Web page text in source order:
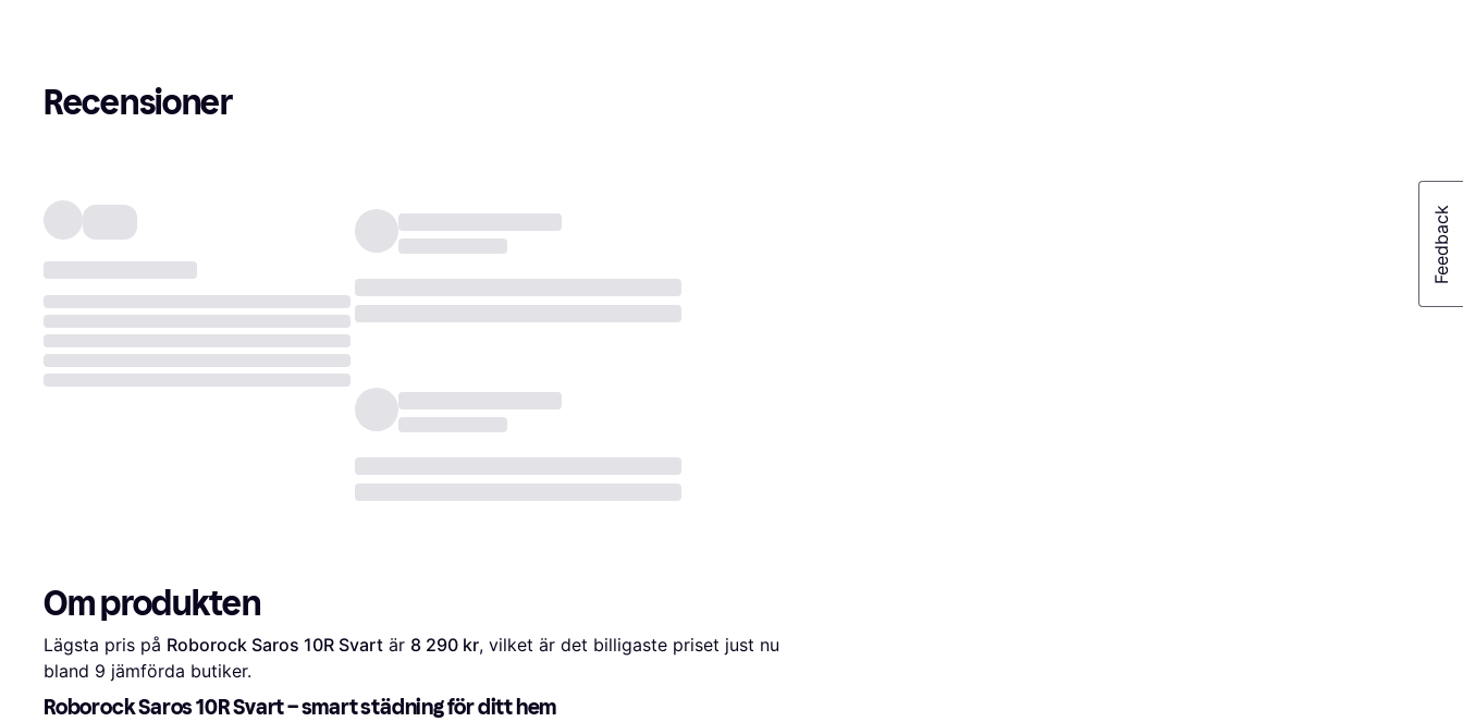
Recensioner
Om produkten
Lägsta pris på Roborock Saros 10R Svart är 8 290 kr, vilket är det billigaste priset just nu
bland 9 jämförda butiker.
Roborock Saros 10R Svart – smart städning för ditt hem